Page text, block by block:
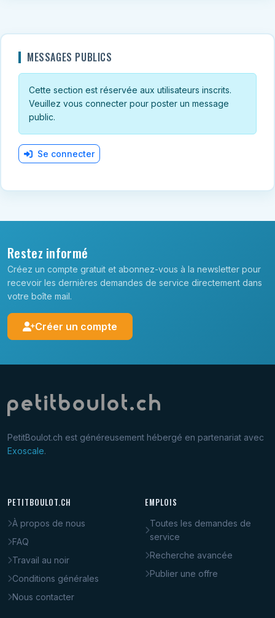
MESSAGES PUBLICS
Cette section est réservée aux utilisateurs inscrits.
Veuillez vous connecter pour poster un message
public.
Se connecter
Restez informé
Créez un compte gratuit et abonnez-vous à la newsletter pour
recevoir les dernières demandes de service directement dans
votre boîte mail.
Créer un compte
PetitBoulot.ch est généreusement hébergé en partenariat avec
Exoscale.
PETITBOULOT.CH
À propos de nous
FAQ
Travail au noir
Conditions générales
Nous contacter
EMPLOIS
Toutes les demandes de
service
Recherche avancée
Publier une offre